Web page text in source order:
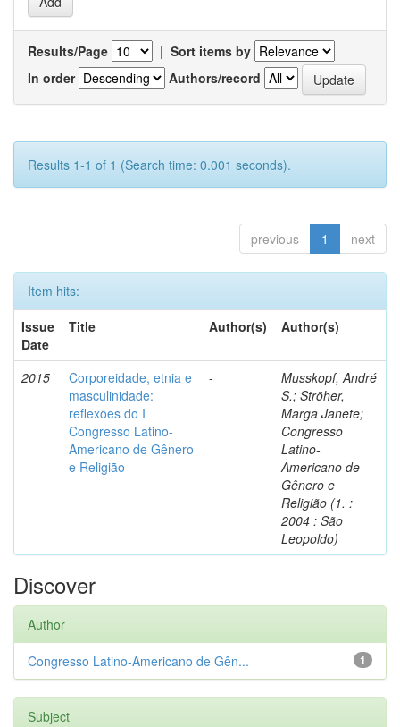
Results/Page | Sort items by
In order
Authors/record
Results 1-1 of 1 (Search time: 0.001 seconds).
previous 1 next
Item hits:
Issue
Date
Title Author(s) Author(s)
2015
Corporeidade, etnia e
masculinidade:
reflexões do I
Congresso Latino-
Americano de Gênero
e Religião
-
Musskopf, André
S.; Ströher,
Marga Janete;
Congresso
Latino-
Americano de
Gênero e
Religião (1. :
2004 : São
Leopoldo)
Discover
Author
1
Congresso Latino-Americano de Gên...
Subject